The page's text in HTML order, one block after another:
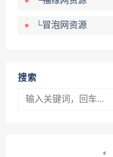
└冒泡网资源
搜索
«